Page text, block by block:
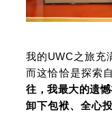
我的UWC之旅
而这恰恰是探索
往，我最大的遗
卸下包袱、全心